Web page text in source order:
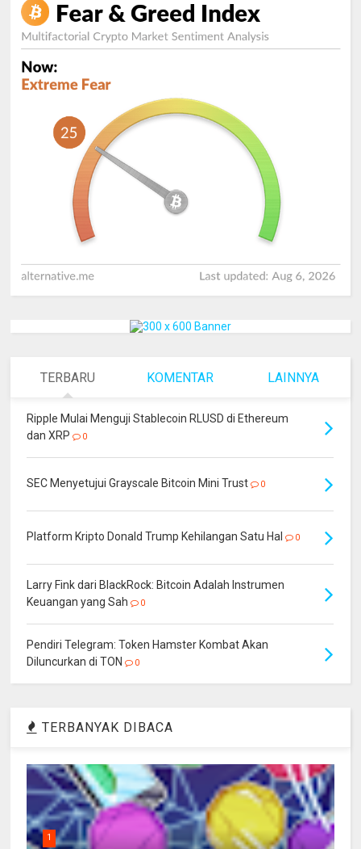
TERBARU KOMENTAR LAINNYA
Ripple Mulai Menguji Stablecoin RLUSD di Ethereum
dan XRP
0
SEC Menyetujui Grayscale Bitcoin Mini Trust 0
Platform Kripto Donald Trump Kehilangan Satu Hal 0
Larry Fink dari BlackRock: Bitcoin Adalah Instrumen
Keuangan yang Sah
0
Pendiri Telegram: Token Hamster Kombat Akan
Diluncurkan di TON
0
TERBANYAK DIBACA
1